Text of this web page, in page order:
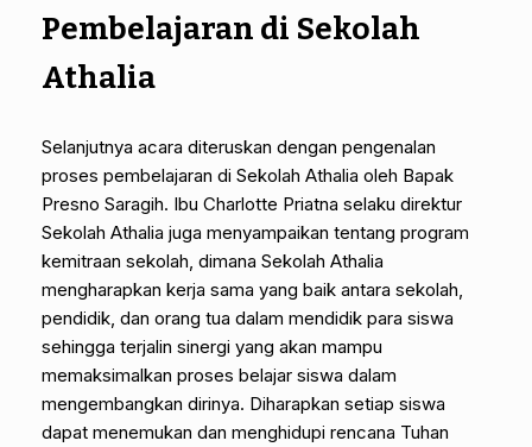
Pembelajaran di Sekolah
Athalia
Selanjutnya acara diteruskan dengan pengenalan
proses pembelajaran di Sekolah Athalia oleh Bapak
Presno Saragih. Ibu Charlotte Priatna selaku direktur
Sekolah Athalia juga menyampaikan tentang program
kemitraan sekolah, dimana Sekolah Athalia
mengharapkan kerja sama yang baik antara sekolah,
pendidik, dan orang tua dalam mendidik para siswa
sehingga terjalin sinergi yang akan mampu
memaksimalkan proses belajar siswa dalam
mengembangkan dirinya. Diharapkan setiap siswa
dapat menemukan dan menghidupi rencana Tuhan